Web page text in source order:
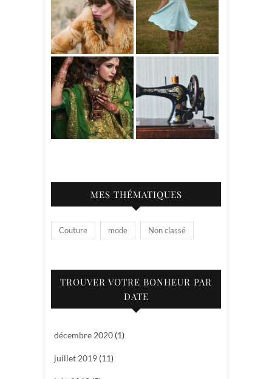
MES THÉMATIQUES
Couture mode Non classé
TROUVER VOTRE BONHEUR PAR
DATE
décembre 2020 (1)
juillet 2019 (11)